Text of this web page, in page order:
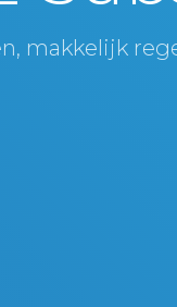
makkelijk